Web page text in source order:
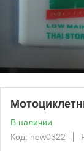
В наличии
Код: new0322